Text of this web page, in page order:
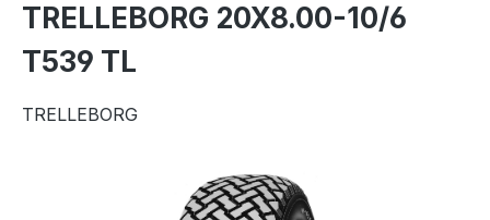
TRELLEBORG 20X8.00-10/6
T539 TL
TRELLEBORG
Bildergalerie überspringen